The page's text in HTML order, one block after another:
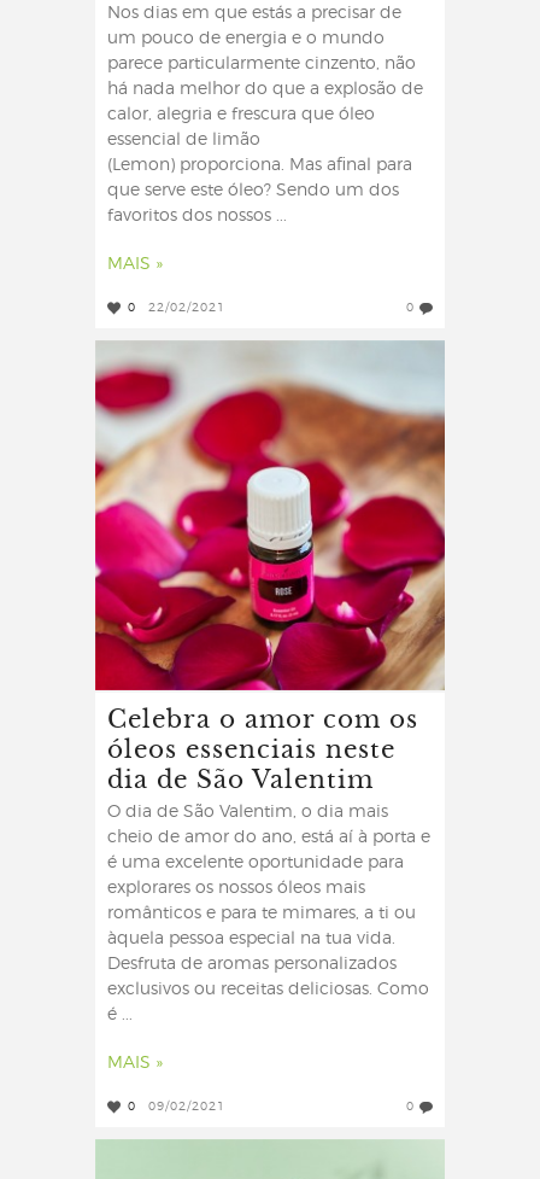
Nos dias em que estás a precisar de
um pouco de energia e o mundo
parece particularmente cinzento, não
há nada melhor do que a explosão de
calor, alegria e frescura que óleo
essencial de limão
(Lemon) proporciona. Mas afinal para
que serve este óleo? Sendo um dos
favoritos dos nossos ...
MAIS »
0 22/02/2021 0
Celebra o amor com os
óleos essenciais neste
dia de São Valentim
O dia de São Valentim, o dia mais
cheio de amor do ano, está aí à porta e
é uma excelente oportunidade para
explorares os nossos óleos mais
românticos e para te mimares, a ti ou
àquela pessoa especial na tua vida.
Desfruta de aromas personalizados
exclusivos ou receitas deliciosas. Como
é ...
MAIS »
0 09/02/2021 0